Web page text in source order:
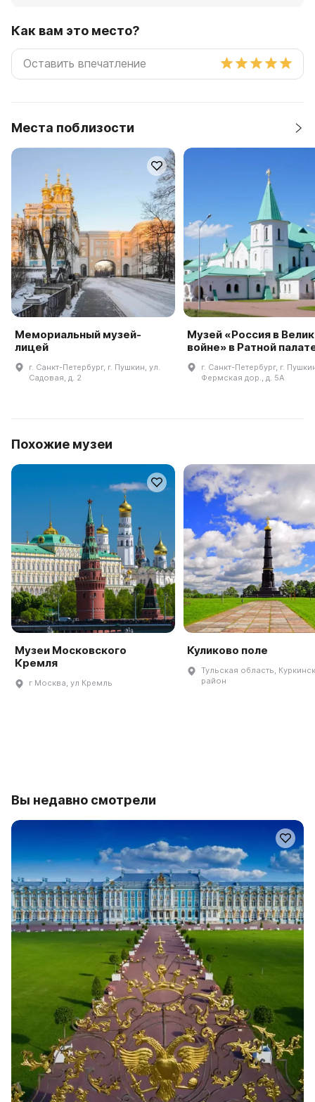
Как вам это место?
Места поблизости
Мемориальный музей-
лицей
г. Санкт-Петербург, г. Пушкин, ул.
Садовая, д. 2
Музей «Россия в
войне» в Ратной
г. Санкт-Петербург, г.
Фермская дор., д. 5А
Похожие музеи
Музеи Московского
Кремля
г Москва, ул Кремль
Куликово поле
Тульская область,
район
Вы недавно смотрели